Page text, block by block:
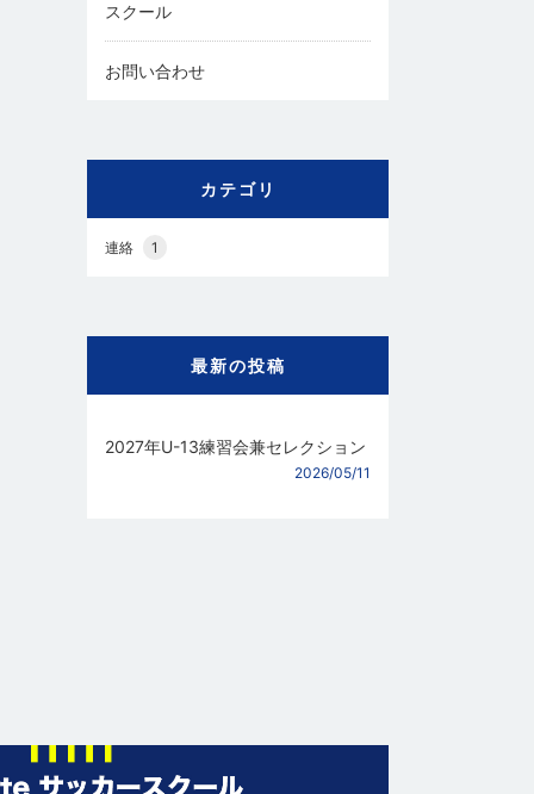
スクール
お問い合わせ
カテゴリ
連絡 1
最新の投稿
2027年U-13練習会兼セレクション
2026/05/11